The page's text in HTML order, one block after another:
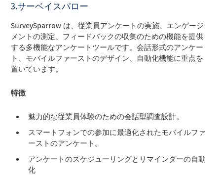
3.サーベイスパロー
SurveySparrow は、従業員アンケートの実施、エンゲージ
メントの測定、フィードバックの収集のための機能を提供
する多機能なアンケートツールです。会話形式のアンケー
ト、モバイルファーストのデザイン、自動化機能に重点を
置いています。
特徴
魅力的な従業員体験のための会話型調査設計。
スマートフォンでの参加に最適化されたモバイルファ
ーストのアンケート。
アンケートのスケジューリングとリマインダーの自動
化